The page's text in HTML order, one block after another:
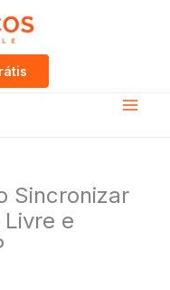
Sincronizar
e